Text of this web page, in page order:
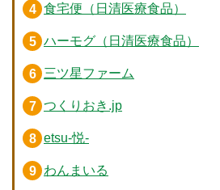
食宅便（日清医療食品）
ハーモグ（日清医療食品）
三ツ星ファーム
つくりおき.jp
etsu-悦-
わんまいる